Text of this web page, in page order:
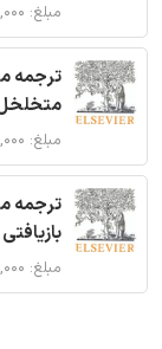
مبلغ: ۱۲۰,۰۰۰ تومان
ترجمه
مبلغ: ۱۴۰,۰۰۰ تومان
ترجمه
مبلغ: ۱۲۰,۰۰۰ تومان